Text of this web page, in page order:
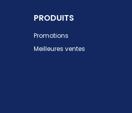
PRODUITS
Promotions
Meilleures ventes